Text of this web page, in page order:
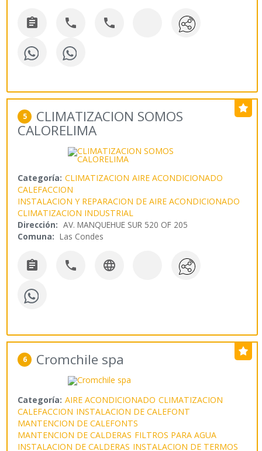
  
5 CLIMATIZACION SOMOS
CALORELIMA
Categoría: CLIMATIZACION AIRE ACONDICIONADO
CALEFACCION
INSTALACION Y REPARACION DE AIRE ACONDICIONADO
CLIMATIZACION INDUSTRIAL
Dirección: AV. MANQUEHUE SUR 520 OF 205
Comuna: Las Condes
  
6 Cromchile spa
Categoría: AIRE ACONDICIONADO CLIMATIZACION
CALEFACCION INSTALACION DE CALEFONT
MANTENCION DE CALEFONTS
MANTENCION DE CALDERAS FILTROS PARA AGUA
INSTALACION DE CALDERAS INSTALACION DE TERMOS